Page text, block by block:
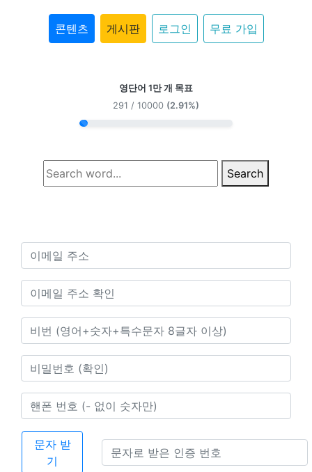
콘텐츠 게시판 로그인 무료 가입
영단어 1만 개 목표
291 / 10000 (2.91%)
Search
문자 받
기